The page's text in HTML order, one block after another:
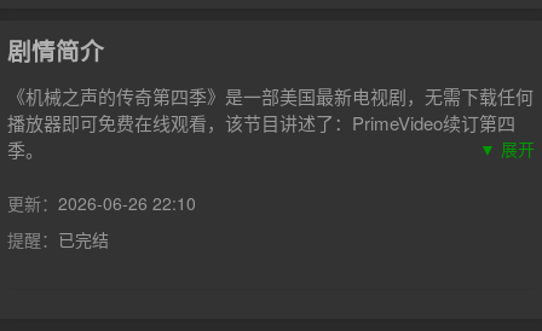
剧情简介
《机械之声的传奇第四季》是一部美国最新电视剧，无需下载任何
播放器即可免费在线观看，该节目讲述了：PrimeVideo续订第四
季。
▼ 展开
更新： 2026-06-26 22:10
提醒： 已完结